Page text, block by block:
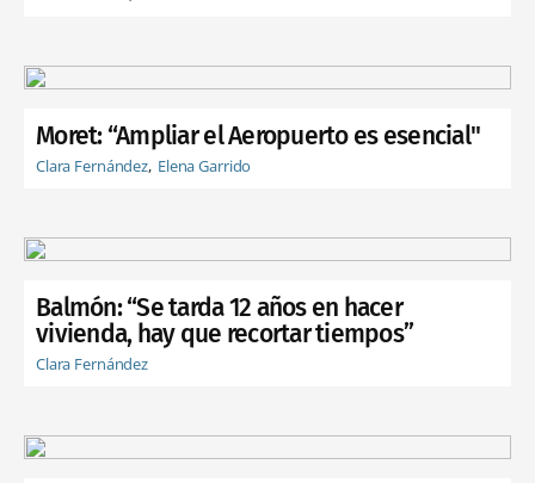
Moret: “Ampliar el Aeropuerto es esencial"
Clara Fernández Elena Garrido
Balmón: “Se tarda 12 años en hacer
vivienda, hay que recortar tiempos”
Clara Fernández